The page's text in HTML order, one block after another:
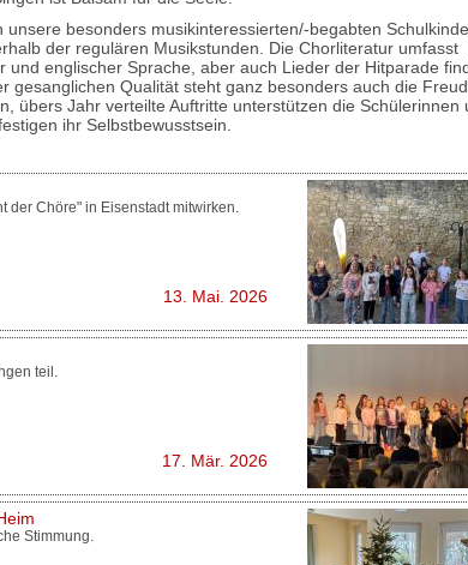
besonders musikinteressierten/-begabten
der regulären Musikstunden. Die Chorliteratur umfasst
und englischer Sprache, aber auch Lieder der Hitparade
gesanglichen Qualität steht ganz besonders auch die
übers Jahr verteilte Auftritte unterstützen die Schülerinnen
ihr Selbstbewusstsein.
der Chöre" in Eisenstadt mitwirken.
13. Mai. 2026
teil.
17. Mär. 2026
Stimmung.